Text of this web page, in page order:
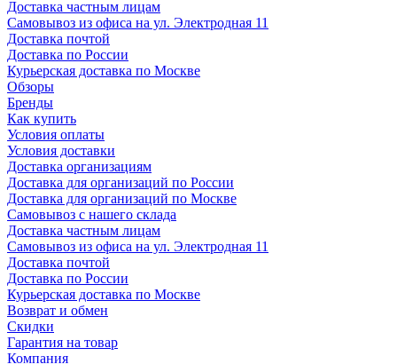
Доставка частным лицам
Самовывоз из офиса на ул. Электродная 11
Доставка почтой
Доставка по России
Курьерская доставка по Москве
Обзоры
Бренды
Как купить
Условия оплаты
Условия доставки
Доставка организациям
Доставка для организаций по России
Доставка для организаций по Москве
Самовывоз с нашего склада
Доставка частным лицам
Самовывоз из офиса на ул. Электродная 11
Доставка почтой
Доставка по России
Курьерская доставка по Москве
Возврат и обмен
Скидки
Гарантия на товар
Компания